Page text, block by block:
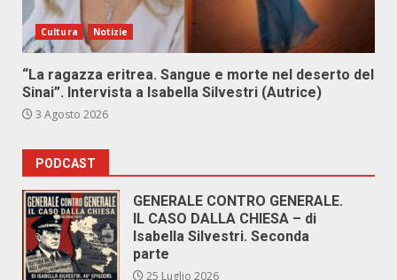
Cultura Notizie
“La ragazza eritrea. Sangue e morte nel deserto del
Sinai”. Intervista a Isabella Silvestri (Autrice)
3 Agosto 2026
PODCAST
GENERALE CONTRO GENERALE.
IL CASO DALLA CHIESA – di
Isabella Silvestri. Seconda
parte
25 Luglio 2026